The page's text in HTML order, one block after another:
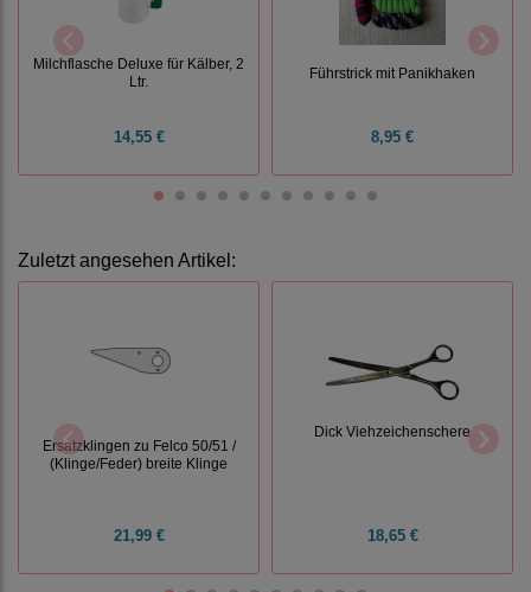
Milchflasche Deluxe für Kälber, 2
Ltr.
14,55 €
Führstrick mit Panikhaken
8,95 €
Zuletzt angesehen Artikel:
Ersatzklingen zu Felco 50/51 /
(Klinge/Feder) breite Klinge
21,99 €
Dick Viehzeichenschere
18,65 €